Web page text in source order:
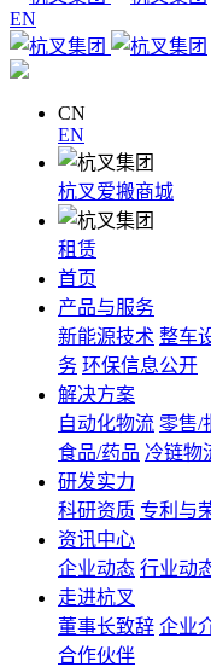
EN
CN
EN
杭叉爱搬商城
租赁
首页
产品与服务
新能源技术 整车
务 环保信息公开
解决方案
自动化物流 零售/
食品/药品 冷链物
研发实力
科研资质 专利与
资讯中心
企业动态 行业动
走进杭叉
董事长致辞 企业
合作伙伴